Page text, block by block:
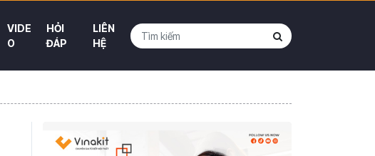
VIDE
O
HỎI
ĐÁP
LIÊN
HỆ